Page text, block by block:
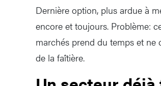
Dernière option, plus ardue à
encore et toujours. Problème:
marchés prend du temps et ne
de la faîtière.